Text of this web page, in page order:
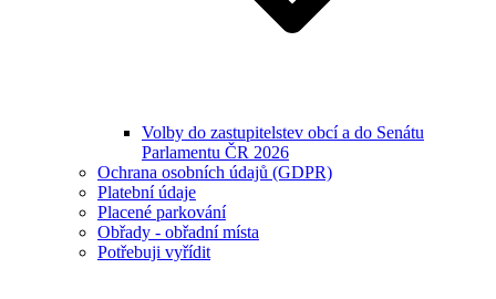
Volby do zastupitelstev obcí a do Senátu
Parlamentu ČR 2026
Ochrana osobních údajů (GDPR)
Platební údaje
Placené parkování
Obřady - obřadní místa
Potřebuji vyřídit